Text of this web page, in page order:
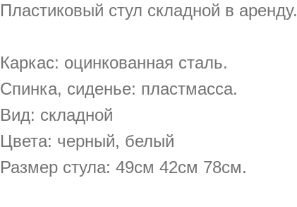
Пластиковый стул складной в аренду.
Каркас: оцинкованная сталь.
Спинка, сиденье: пластмасса.
Вид: складной
Цвета: черный, белый
Размер стула: 49см 42см 78см.